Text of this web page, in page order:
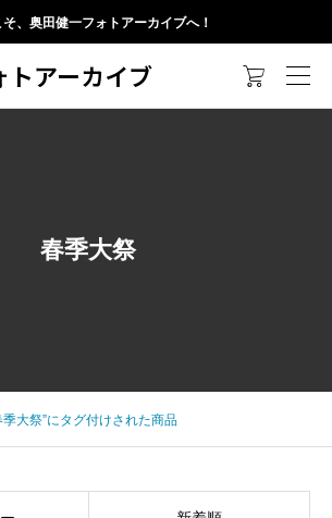
そ、奥田健一フォトアーカイブへ！
トアーカイブ 
春季大祭
季大祭”にタグ付けされた商品